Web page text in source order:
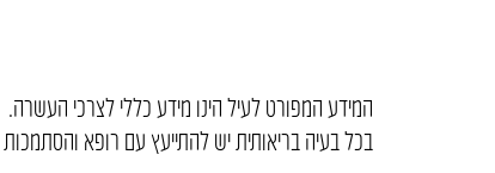
המידע המפורט לעיל הינו מידע כללי לצרכי העשרה.
בכל בעיה בריאותית יש להתייעץ עם רופא